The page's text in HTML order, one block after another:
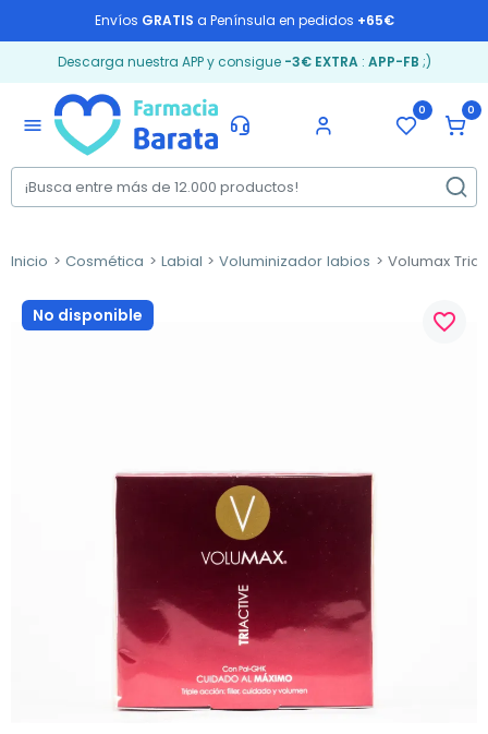
Envíos GRATIS a Península en pedidos +65€
Descarga nuestra APP y consigue -3€ EXTRA: APP-FB ;)
menu
0 0
Inicio Cosmética Labial Voluminizador labios Volumax
No disponible favorite_border